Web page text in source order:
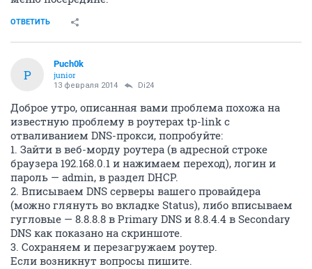
ОТВЕТИТЬ
P
Puch0k
junior
13 февраля 2014 Di24
Доброе утро, описанная вами проблема похожа на
известную проблему в роутерах tp-link с
отваливанием DNS-прокси, попробуйте:
1. Зайти в веб-морду роутера (в адресной строке
браузера 192.168.0.1 и нажимаем переход), логин и
пароль — admin, в раздел DHCP.
2. Вписываем DNS серверы вашего провайдера
(можно глянуть во вкладке Status), либо вписываем
гугловые — 8.8.8.8 в Primary DNS и 8.8.4.4 в Secondary
DNS как показано на скриншоте.
3. Сохраняем и перезагружаем роутер.
Если возникнут вопросы пишите.